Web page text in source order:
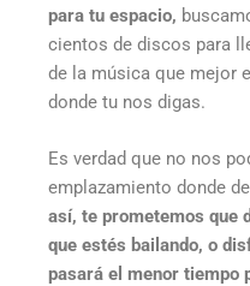
para tu espacio,
cientos de discos para
de la música que mejor
donde tu nos digas.
Es verdad que no nos
emplazamiento donde
así, te prometemos que
que estés bailando, o
pasará el menor tiempo